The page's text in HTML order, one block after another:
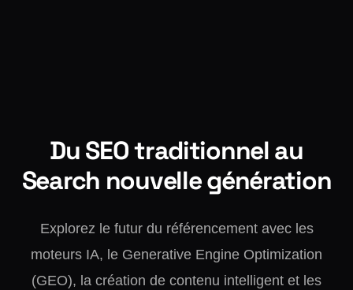
Du SEO traditionnel au
Search nouvelle génération
Explorez le futur du référencement avec les
moteurs IA, le Generative Engine Optimization
(GEO), la création de contenu intelligent et les